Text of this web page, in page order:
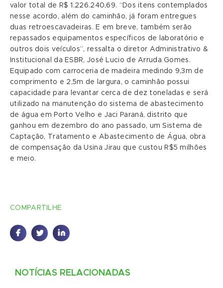
valor total de R$ 1.226.240,69. “Dos itens contemplados
nesse acordo, além do caminhão, já foram entregues
duas retroescavadeiras. E em breve, também serão
repassados equipamentos específicos de laboratório e
outros dois veículos”, ressalta o diretor Administrativo &
Institucional da ESBR, José Lucio de Arruda Gomes.
Equipado com carroceria de madeira medindo 9,3m de
comprimento e 2,5m de largura, o caminhão possui
capacidade para levantar cerca de dez toneladas e será
utilizado na manutenção do sistema de abastecimento
de água em Porto Velho e Jaci Paraná, distrito que
ganhou em dezembro do ano passado, um Sistema de
Captação, Tratamento e Abastecimento de Água, obra
de compensação da Usina Jirau que custou R$5 milhões
e meio.
COMPARTILHE
NOTÍCIAS RELACIONADAS